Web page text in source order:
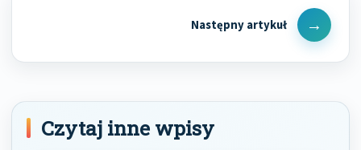
Next
Post
Czytaj inne wpisy